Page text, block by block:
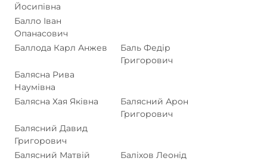
Йосипівна
Балло Іван
Опанасович
Баллода Карл Анжев
Баль Федір
Григорович
Балясна Рива
Наумівна
Балясна Хая Яківна
Балясний Арон
Григорович
Балясний Давид
Григорович
Балясний Матвій
Баліхов Леонід